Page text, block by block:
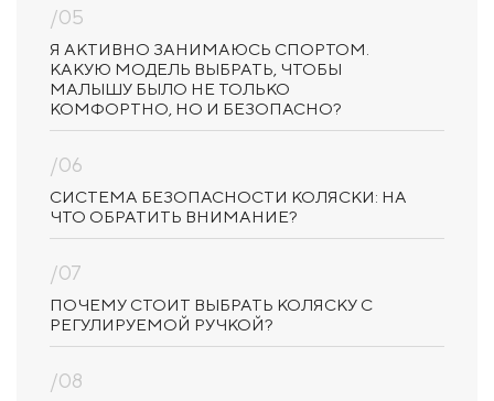
/05
Я АКТИВНО ЗАНИМАЮСЬ СПОРТОМ.
КАКУЮ МОДЕЛЬ ВЫБРАТЬ, ЧТОБЫ
МАЛЫШУ БЫЛО НЕ ТОЛЬКО
КОМФОРТНО, НО И БЕЗОПАСНО?
/06
СИСТЕМА БЕЗОПАСНОСТИ КОЛЯСКИ: НА
ЧТО ОБРАТИТЬ ВНИМАНИЕ?
/07
ПОЧЕМУ СТОИТ ВЫБРАТЬ КОЛЯСКУ С
РЕГУЛИРУЕМОЙ РУЧКОЙ?
/08